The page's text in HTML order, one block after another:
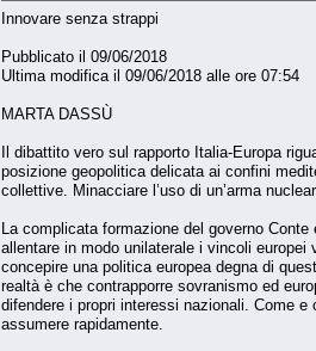
Innovare senza strappi
Pubblicato il 09/06/2018
Ultima modifica il 09/06/2018 alle ore 07:54
MARTA DASSÙ
Il dibattito vero sul rapporto Italia-Europa
posizione geopolitica delicata ai confini
collettive. Minacciare l’uso di un’arma
La complicata formazione del governo
allentare in modo unilaterale i vincoli
concepire una politica europea degna di
realtà è che contrapporre sovranismo ed
difendere i propri interessi nazionali. Come
assumere rapidamente.